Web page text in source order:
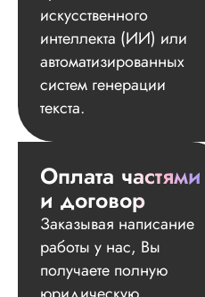
искусственного
интеллекта (ИИ) или
автоматизированных
систем генерации
текста.
Оплата частями
и договор
Заказывая написание
работы у нас, Вы
получаете полную